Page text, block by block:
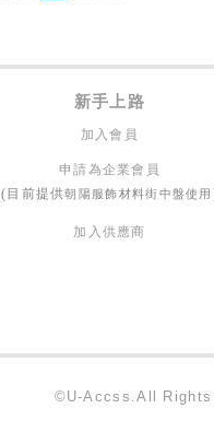
新手上路
加入會員
申請為企業會員
(目前提供朝陽服飾材料街中盤使用
加入供應商
©U-Accss.All Rights